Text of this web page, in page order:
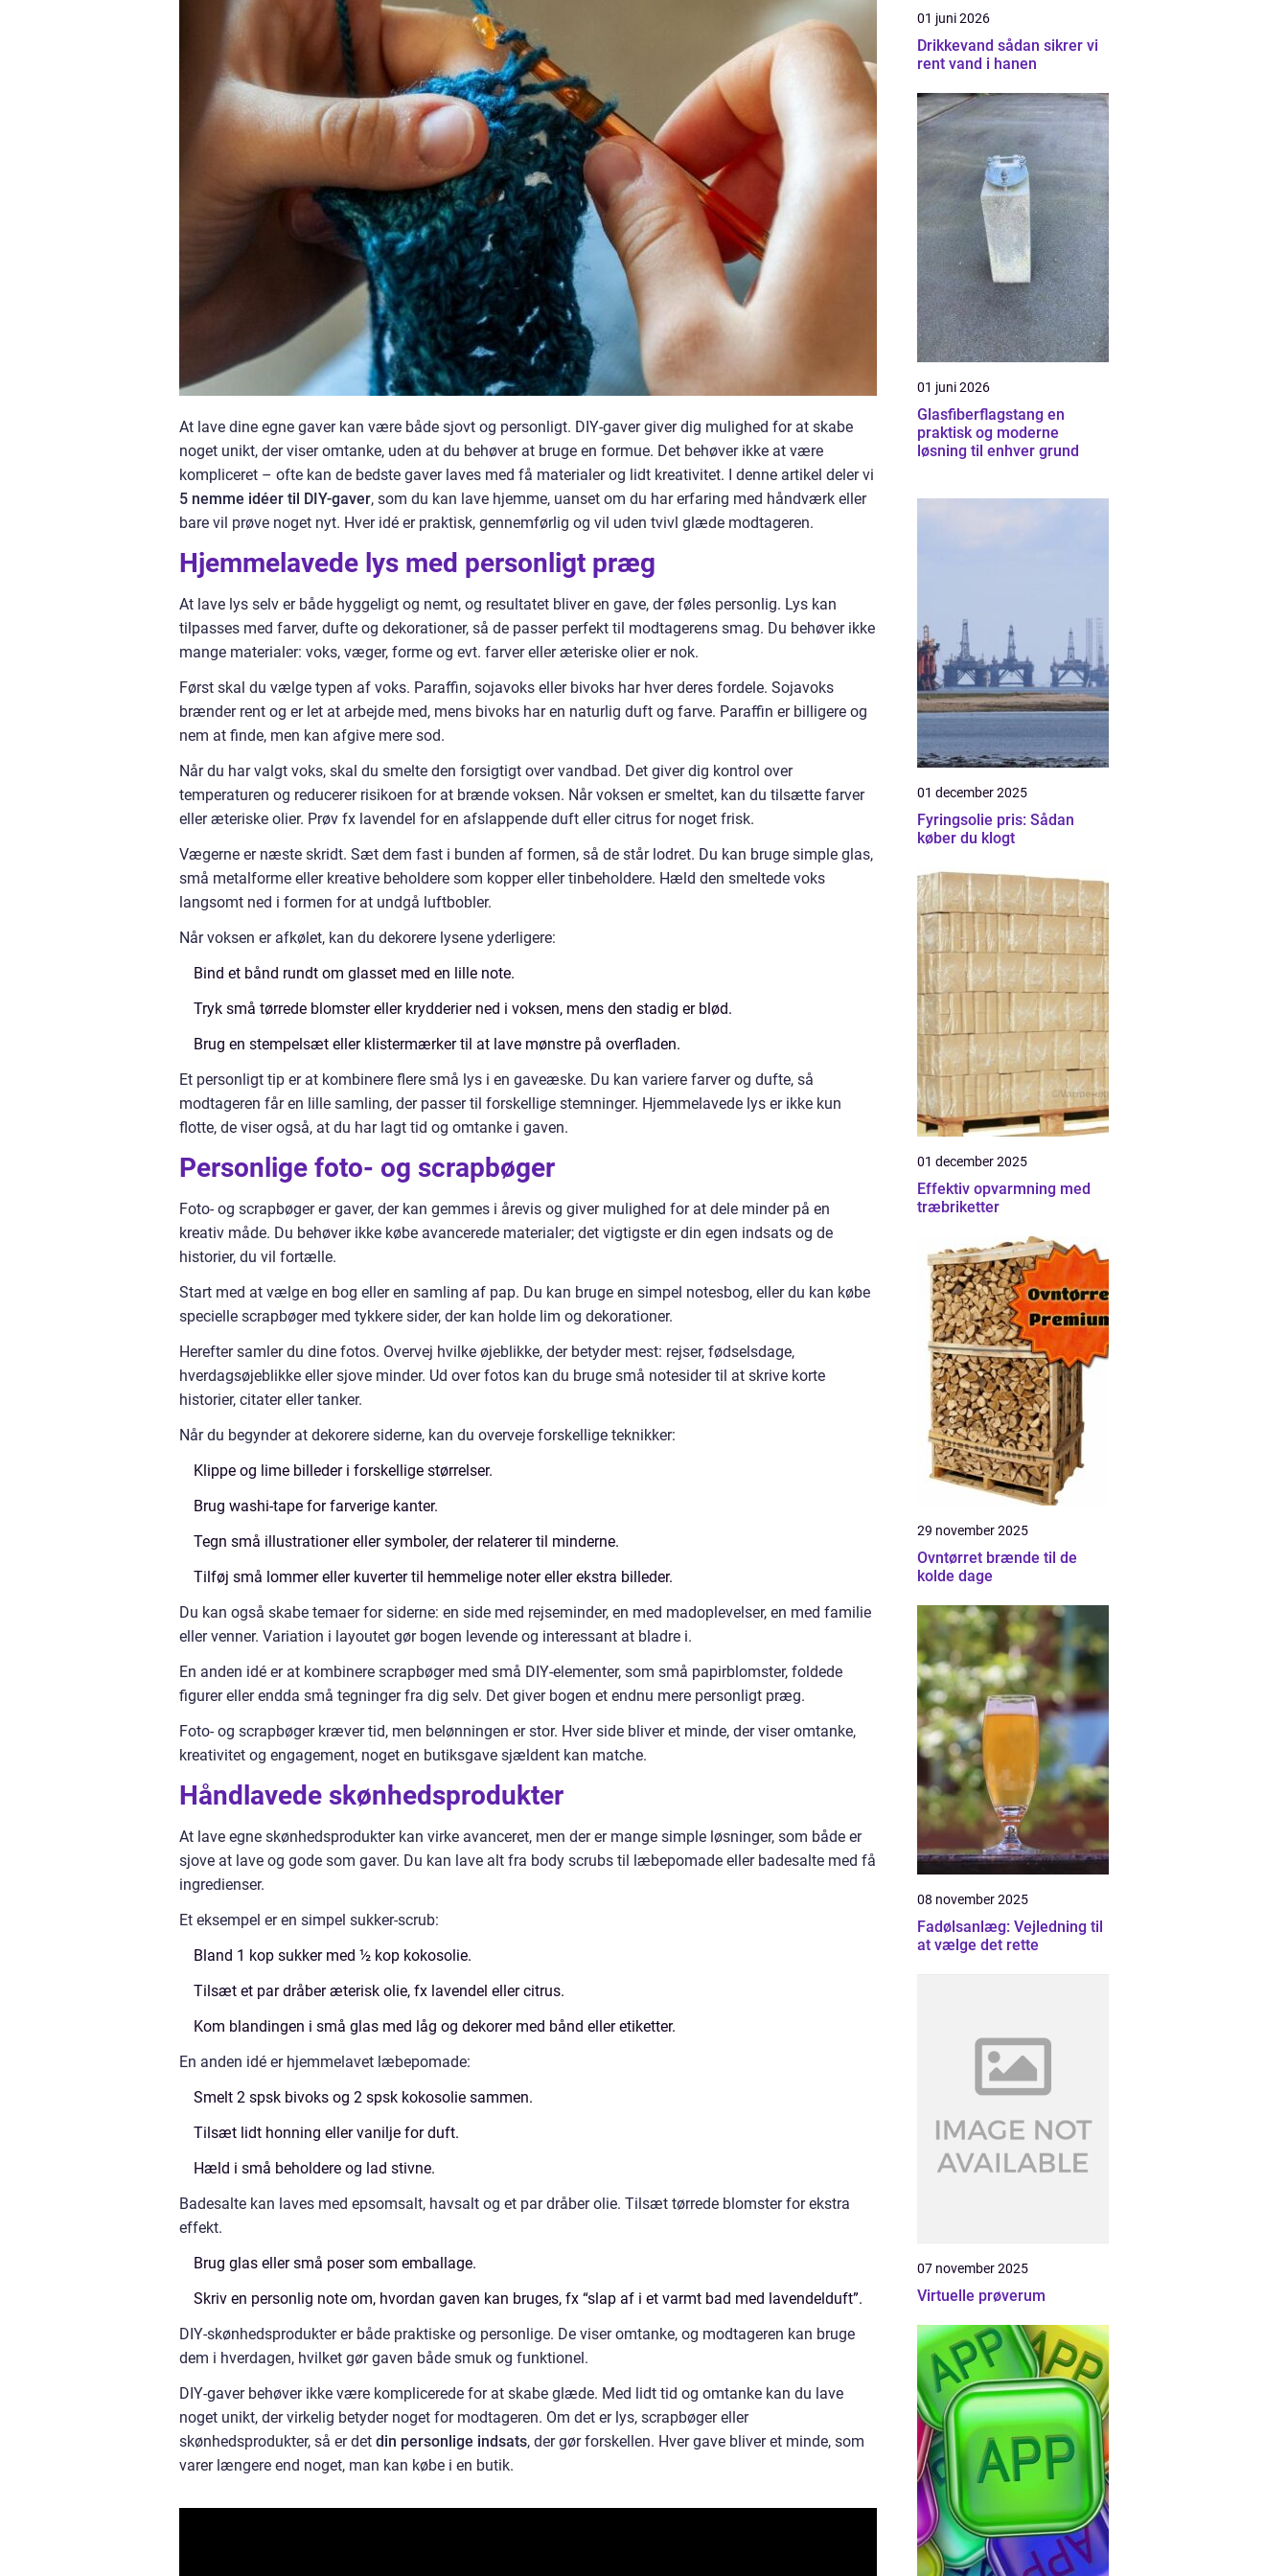
At lave dine egne gaver kan være både sjovt og personligt. DIY-gaver giver dig mulighed for at skabe
noget unikt, der viser omtanke, uden at du behøver at bruge en formue. Det behøver ikke at være
kompliceret – ofte kan de bedste gaver laves med få materialer og lidt kreativitet. I denne artikel deler vi
5 nemme idéer til DIY-gaver, som du kan lave hjemme, uanset om du har erfaring med håndværk eller
bare vil prøve noget nyt. Hver idé er praktisk, gennemførlig og vil uden tvivl glæde modtageren.
Hjemmelavede lys med personligt præg
At lave lys selv er både hyggeligt og nemt, og resultatet bliver en gave, der føles personlig. Lys kan
tilpasses med farver, dufte og dekorationer, så de passer perfekt til modtagerens smag. Du behøver ikke
mange materialer: voks, væger, forme og evt. farver eller æteriske olier er nok.
Først skal du vælge typen af voks. Paraffin, sojavoks eller bivoks har hver deres fordele. Sojavoks
brænder rent og er let at arbejde med, mens bivoks har en naturlig duft og farve. Paraffin er billigere og
nem at finde, men kan afgive mere sod.
Når du har valgt voks, skal du smelte den forsigtigt over vandbad. Det giver dig kontrol over
temperaturen og reducerer risikoen for at brænde voksen. Når voksen er smeltet, kan du tilsætte farver
eller æteriske olier. Prøv fx lavendel for en afslappende duft eller citrus for noget frisk.
Vægerne er næste skridt. Sæt dem fast i bunden af formen, så de står lodret. Du kan bruge simple glas,
små metalforme eller kreative beholdere som kopper eller tinbeholdere. Hæld den smeltede voks
langsomt ned i formen for at undgå luftbobler.
Når voksen er afkølet, kan du dekorere lysene yderligere:
Bind et bånd rundt om glasset med en lille note.
Tryk små tørrede blomster eller krydderier ned i voksen, mens den stadig er blød.
Brug en stempelsæt eller klistermærker til at lave mønstre på overfladen.
Et personligt tip er at kombinere flere små lys i en gaveæske. Du kan variere farver og dufte, så
modtageren får en lille samling, der passer til forskellige stemninger. Hjemmelavede lys er ikke kun
flotte, de viser også, at du har lagt tid og omtanke i gaven.
Personlige foto- og scrapbøger
Foto- og scrapbøger er gaver, der kan gemmes i årevis og giver mulighed for at dele minder på en
kreativ måde. Du behøver ikke købe avancerede materialer; det vigtigste er din egen indsats og de
historier, du vil fortælle.
Start med at vælge en bog eller en samling af pap. Du kan bruge en simpel notesbog, eller du kan købe
specielle scrapbøger med tykkere sider, der kan holde lim og dekorationer.
Herefter samler du dine fotos. Overvej hvilke øjeblikke, der betyder mest: rejser, fødselsdage,
hverdagsøjeblikke eller sjove minder. Ud over fotos kan du bruge små notesider til at skrive korte
historier, citater eller tanker.
Når du begynder at dekorere siderne, kan du overveje forskellige teknikker:
Klippe og lime billeder i forskellige størrelser.
Brug washi-tape for farverige kanter.
Tegn små illustrationer eller symboler, der relaterer til minderne.
Tilføj små lommer eller kuverter til hemmelige noter eller ekstra billeder.
Du kan også skabe temaer for siderne: en side med rejseminder, en med madoplevelser, en med familie
eller venner. Variation i layoutet gør bogen levende og interessant at bladre i.
En anden idé er at kombinere scrapbøger med små DIY-elementer, som små papirblomster, foldede
figurer eller endda små tegninger fra dig selv. Det giver bogen et endnu mere personligt præg.
Foto- og scrapbøger kræver tid, men belønningen er stor. Hver side bliver et minde, der viser omtanke,
kreativitet og engagement, noget en butiksgave sjældent kan matche.
Håndlavede skønhedsprodukter
At lave egne skønhedsprodukter kan virke avanceret, men der er mange simple løsninger, som både er
sjove at lave og gode som gaver. Du kan lave alt fra body scrubs til læbepomade eller badesalte med få
ingredienser.
Et eksempel er en simpel sukker-scrub:
Bland 1 kop sukker med ½ kop kokosolie.
Tilsæt et par dråber æterisk olie, fx lavendel eller citrus.
Kom blandingen i små glas med låg og dekorer med bånd eller etiketter.
En anden idé er hjemmelavet læbepomade:
Smelt 2 spsk bivoks og 2 spsk kokosolie sammen.
Tilsæt lidt honning eller vanilje for duft.
Hæld i små beholdere og lad stivne.
Badesalte kan laves med epsomsalt, havsalt og et par dråber olie. Tilsæt tørrede blomster for ekstra
effekt.
Brug glas eller små poser som emballage.
Skriv en personlig note om, hvordan gaven kan bruges, fx “slap af i et varmt bad med lavendelduft”.
DIY-skønhedsprodukter er både praktiske og personlige. De viser omtanke, og modtageren kan bruge
dem i hverdagen, hvilket gør gaven både smuk og funktionel.
DIY-gaver behøver ikke være komplicerede for at skabe glæde. Med lidt tid og omtanke kan du lave
noget unikt, der virkelig betyder noget for modtageren. Om det er lys, scrapbøger eller
skønhedsprodukter, så er det din personlige indsats, der gør forskellen. Hver gave bliver et minde, som
varer længere end noget, man kan købe i en butik.
01 juni 2026
Drikkevand sådan sikrer vi
rent vand i hanen
01 juni 2026
Glasfiberflagstang en
praktisk og moderne
løsning til enhver grund
01 december 2025
Fyringsolie pris: Sådan
køber du klogt
01 december 2025
Effektiv opvarmning med
træbriketter
29 november 2025
Ovntørret brænde til de
kolde dage
08 november 2025
Fadølsanlæg: Vejledning til
at vælge det rette
07 november 2025
Virtuelle prøverum